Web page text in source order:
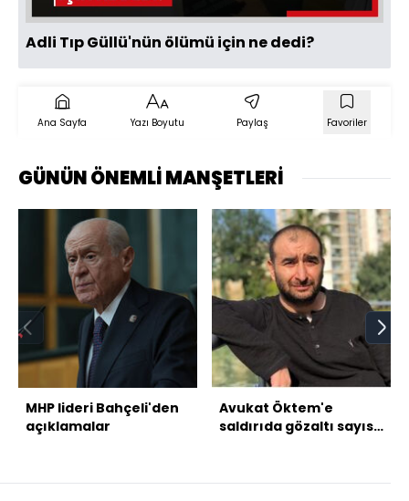
Adli Tıp Güllü'nün ölümü için ne dedi?
Ana Sayfa Yazı Boyutu Paylaş Favoriler
GÜNÜN ÖNEMLİ MANŞETLERİ
MHP lideri Bahçeli'den
açıklamalar
Avukat Öktem'e
saldırıda gözaltı sayısı